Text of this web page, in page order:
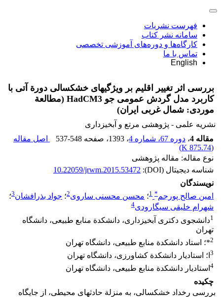
فهرست نشریات
سامانه نشر کتاب
کارگاه‌ها و دوره‌های آموزشی تخصصی
تماس با ما
English
بررسی اثر تغییر اقلیم بر ویژگی‏های خشکسالی دورة ‏آتی با
کاربرد مدل گردش عمومی جو HadCM3 (مطالعة
موردی: شمال غربی ایران)
نشریه علمی - پژوهشی مرتع و آبخیزداری
مقاله 4
، دوره 67، شماره 4 ، 1393 ، صفحه 537-548
اصل مقاله
(
875.74 K
)
نوع مقاله: مقاله پژوهشی
شناسه دیجیتال (DOI):
10.22059/jrwm.2015.53472
نویسندگان
امین صالح پورجم *
1؛ محسن محسنی ساروی2؛ جواد بذرافشان3؛
شهرام خلیقی سیگارودی4
1دانشجوی دکتری آبخیزداری، دانشکدة منابع طبیعی، دانشگاه
تهران
2*؛ استاد دانشکدة منابع طبیعی، دانشگاه تهران
3 ا؛ استادیار دانشکدة کشاورزی، دانشگاه تهران
4 استادیار دانشکدة منابع طبیعی، دانشگاه تهران
چکیده
بررسی رخداد خشکسالی، به منزلة حادثه‏ای محیطی، از جایگاه